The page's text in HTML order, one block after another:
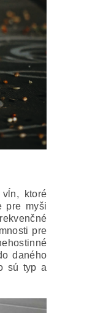
vĺn, ktoré
pre myši
pre
daného
sú typ a